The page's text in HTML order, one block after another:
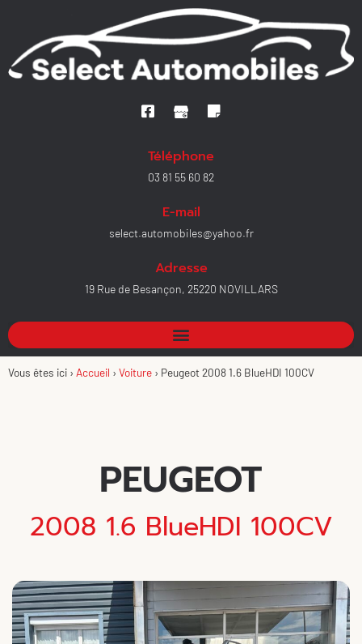
Téléphone
03 81 55 60 82
E-mail
select.automobiles@yahoo.fr
Adresse
19 Rue de Besançon, 25220 NOVILLARS
Vous êtes ici › Accueil › Voiture › Peugeot 2008 1.6 BlueHDI 100CV
PEUGEOT
2008 1.6 BlueHDI 100CV